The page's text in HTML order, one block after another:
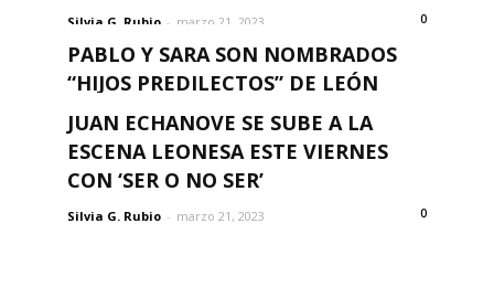
Silvia G. Rubio - marzo 21, 2023 0
PABLO Y SARA SON NOMBRADOS
“HIJOS PREDILECTOS” DE LEÓN
Silvia G. Rubio - marzo 21, 2023
JUAN ECHANOVE SE SUBE A LA
ESCENA LEONESA ESTE VIERNES
CON ‘SER O NO SER’
Silvia G. Rubio - marzo 21, 2023 0